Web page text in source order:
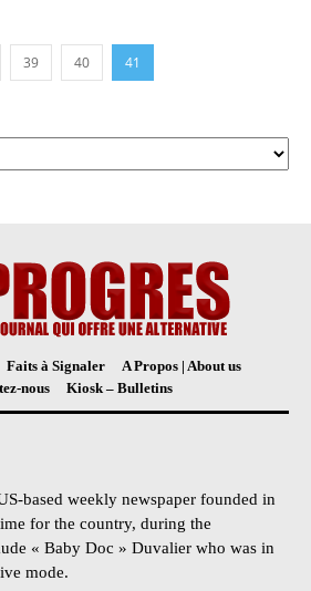
39 40 41
Faits à Signaler
A Propos | About us
nous
Kiosk – Bulletins
based weekly newspaper founded in
for the country, during the
« Baby Doc » Duvalier who was in
mode.